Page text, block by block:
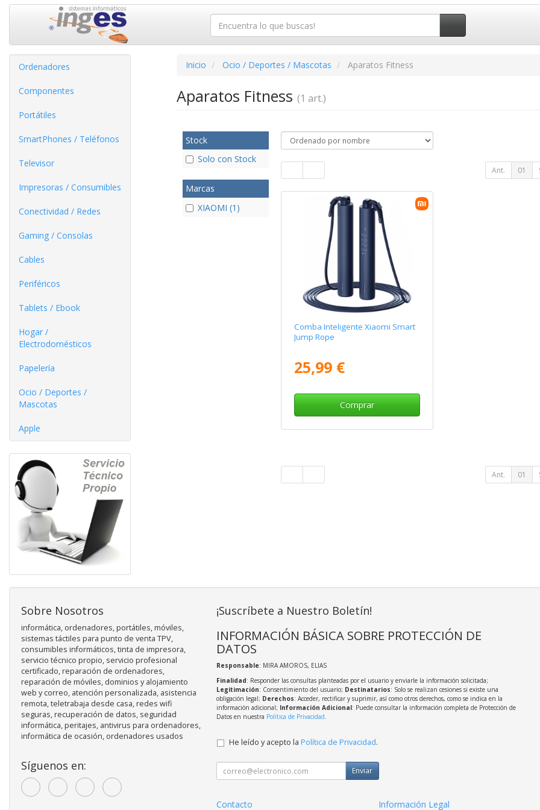
Ordenadores
Componentes
Portátiles
SmartPhones / Teléfonos
Televisor
Impresoras / Consumibles
Conectividad / Redes
Gaming / Consolas
Cables
Periféricos
Tablets / Ebook
Hogar /
Electrodomésticos
Papelería
Ocio / Deportes /
Mascotas
Apple
Inicio Ocio / Deportes / Mascotas Aparatos Fitness
Aparatos Fitness (1 art.)
Stock
Solo con Stock
Marcas
XIAOMI (1)
Ant. 01
Comba Inteligente Xiaomi Smart
Jump Rope
25,99 €
Comprar
Ant. 01
Sobre Nosotros
informática, ordenadores, portátiles, móviles,
sistemas táctiles para punto de venta TPV,
consumibles informáticos, tinta de impresora,
servicio técnico propio, servicio profesional
certificado, reparación de ordenadores,
reparación de móviles, dominios y alojamiento
web y correo, atención personalizada, asistencia
remota, teletrabaja desde casa, redes wifi
seguras, recuperación de datos, seguridad
informática, peritajes, antivirus para ordenadores,
informática de ocasión, ordenadores usados
Síguenos en:
¡Suscríbete a Nuestro Boletín!
INFORMACIÓN BÁSICA SOBRE PROTECCIÓN DE
DATOS
Responsable: MIRA AMOROS, ELIAS
Finalidad: Responder las consultas planteadas por el usuario y enviarle la información solicitada;
Legitimación: Consentimiento del usuario; Destinatarios: Solo se realizan cesiones si existe una
obligación legal; Derechos: Acceder, rectificar y suprimir, así como otros derechos, como se indica en la
información adicional; Información Adicional: Puede consultar la información completa de Protección de
Datos en nuestra Política de Privacidad.
He leído y acepto la Política de Privacidad.
Enviar
Contacto Información Legal